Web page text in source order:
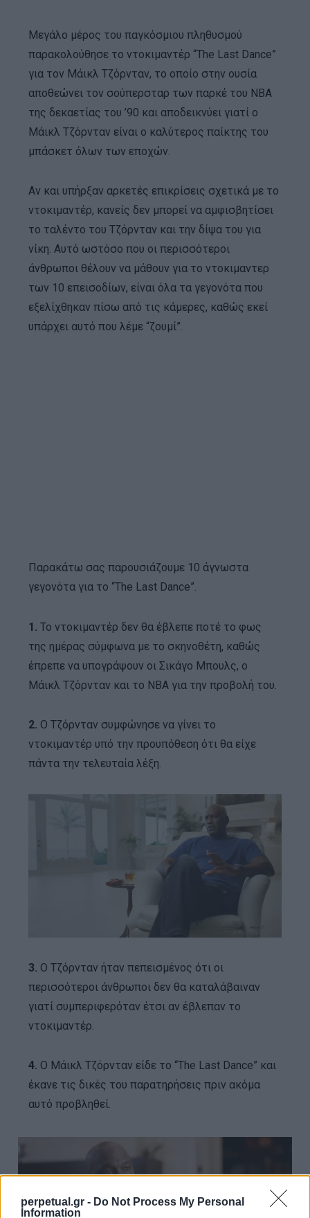
perpetual.gr - Do Not Process My Personal
Information
Μεγάλο μέρος του παγκόσμιου πληθυσμού
παρακολούθησε το ντοκιμαντέρ “The Last Dance”
για τον Μάικλ Τζόρνταν, το οποίο στην ουσία
αποθεώνει τον σούπερσταρ των παρκέ του NBA
της δεκαετίας του ’90 και αποδεικνύει γιατί ο
Μάικλ Τζόρνταν είναι ο καλύτερος παίκτης του
μπάσκετ όλων των εποχών.
Αν και υπήρξαν αρκετές επικρίσεις σχετικά με το
ντοκιμαντέρ, κανείς δεν μπορεί να αμφισβητίσει
το ταλέντο του Τζόρνταν και την δίψα του για
νίκη. Αυτό ωστόσο που οι περισσότεροι
άνθρωποι θέλουν να μάθουν για το ντοκιμαντερ
των 10 επεισοδίων, είναι όλα τα γεγονότα που
εξελίχθηκαν πίσω από τις κάμερες, καθώς εκεί
υπάρχει αυτό που λέμε “ζουμί”.
Παρακάτω σας παρουσιάζουμε 10 άγνωστα
γεγονότα για το “The Last Dance”.
1. Το ντοκιμαντέρ δεν θα έβλεπε ποτέ το φως
της ημέρας σύμφωνα με το σκηνοθέτη, καθώς
έπρεπε να υπογράψουν οι Σικάγο Μπουλς, ο
Μάικλ Τζόρνταν και το NBA για την προβολή του.
2. Ο Τζόρνταν συμφώνησε να γίνει το
ντοκιμαντέρ υπό την προυπόθεση ότι θα είχε
πάντα την τελευταία λέξη.
3. Ο Τζόρνταν ήταν πεπεισμένος ότι οι
περισσότεροι άνθρωποι δεν θα καταλάβαιναν
γιατί συμπεριφερόταν έτσι αν έβλεπαν το
ντοκιμαντέρ.
4. O Μάικλ Τζόρνταν είδε το “The Last Dance” και
έκανε τις δικές του παρατηρήσεις πριν ακόμα
αυτό προβληθεί.